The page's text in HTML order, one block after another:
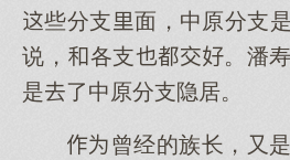
些分支面，中原分支
说，各支。潘寿
是了中原分支隐居。
曾经的族长，又